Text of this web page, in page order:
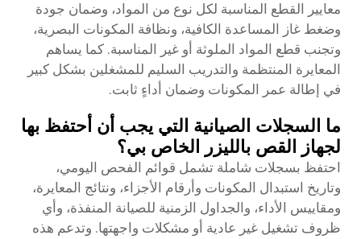
معايير القطع المناسبة لكل نوع من المواد، وضمان جودة
وضغط غاز المساعدة الكافية، ونظافة المكونات البصرية،
وتجنب قطع المواد الملوثة أو غير المناسبة. كما يساهم
المعايرة المنتظمة والتدريب السليم للمشغلين بشكل كبير
في إطالة عمر المكونات وضمان أداءٍ ثابت.
ما السجلات الصيانية التي يجب أن أحتفظ بها
لجهاز القص بالليزر الخاص بي؟
احتفظ بسجلات شاملة تشمل قوائم الفحص اليومي،
وتاريخ استبدال المكونات وأرقام الأجزاء، ونتائج المعايرة،
ومقاييس الأداء، والجداول الزمنية للصيانة المنفذة، وأي
ظروف تشغيل غير عادية أو مشكلات واجهتها. وتدعم هذه